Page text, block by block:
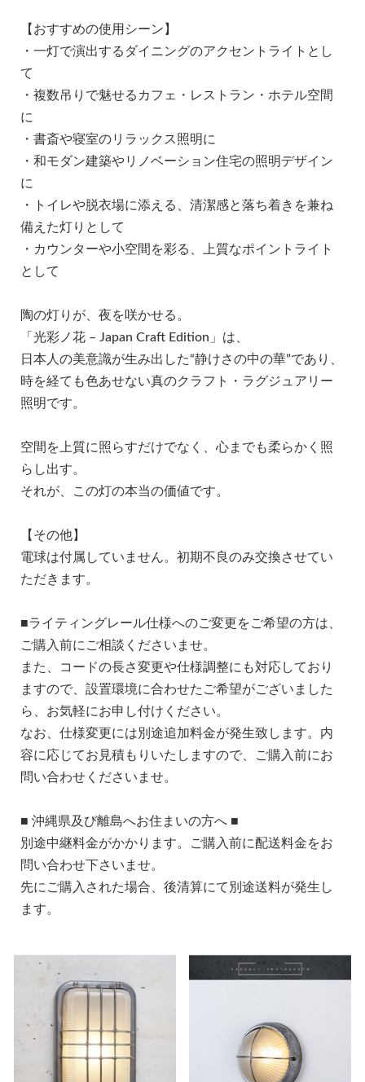
【おすすめの使用シーン】
・一灯で演出するダイニングのアクセントライトとし
て
・複数吊りで魅せるカフェ・レストラン・ホテル空間
に
・書斎や寝室のリラックス照明に
・和モダン建築やリノベーション住宅の照明デザイン
に
・トイレや脱衣場に添える、清潔感と落ち着きを兼ね
備えた灯りとして
・カウンターや小空間を彩る、上質なポイントライト
として
陶の灯りが、夜を咲かせる。
「光彩ノ花 – Japan Craft Edition」は、
日本人の美意識が生み出した“静けさの中の華”であり、
時を経ても色あせない真のクラフト・ラグジュアリー
照明です。
空間を上質に照らすだけでなく、心までも柔らかく照
らし出す。
それが、この灯の本当の価値です。
【その他】
電球は付属していません。初期不良のみ交換させてい
ただきます。
■ライティングレール仕様へのご変更をご希望の方は、
ご購入前にご相談くださいませ。
また、コードの長さ変更や仕様調整にも対応しており
ますので、設置環境に合わせたご希望がございました
ら、お気軽にお申し付けください。
なお、仕様変更には別途追加料金が発生致します。内
容に応じてお見積もりいたしますので、ご購入前にお
問い合わせくださいませ。
■ 沖縄県及び離島へお住まいの方へ ■
別途中継料金がかかります。ご購入前に配送料金をお
問い合わせ下さいませ。
先にご購入された場合、後清算にて別途送料が発生し
ます。